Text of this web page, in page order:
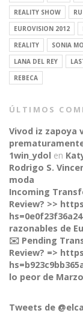
CONNECT
REALITY SHOW
EUROVISION 2012
REALITY
SONIA
LANA DEL REY
REBECA
ÚLTIMOS
Vivod iz zapoya
1win_ydol en
Rodrigo S.
moda
Incoming
Review? >>
razonables de
✉️ Pending
Review? =>
lo peor de Marzo
Tweets de